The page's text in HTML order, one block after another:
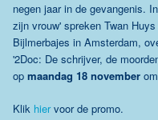
negen jaar in de gevangenis.
zijn vrouw' spreken Twan
Bijlmerbajes in Amsterdam,
'2Doc: De schrijver, de
op maandag 18 november om
Klik hiervoor de promo.